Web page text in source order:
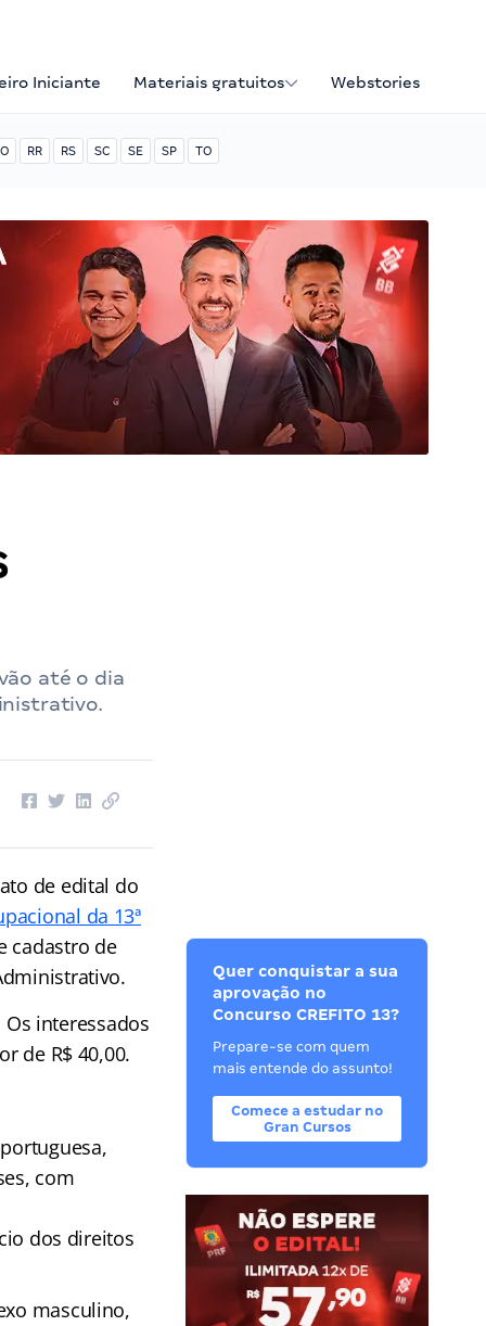
Iniciante Materiais gratuitos Webstories
RR RS SC SE SP TO
até o dia
de edital do
da 13ª
cadastro de
Os interessados
de R$ 40,00.
com
dos direitos
masculino,
Quer conquistar a sua
aprovação no
Concurso CREFITO 13?
Prepare-se com quem
mais entende do assunto!
Comece a estudar no
Gran Cursos